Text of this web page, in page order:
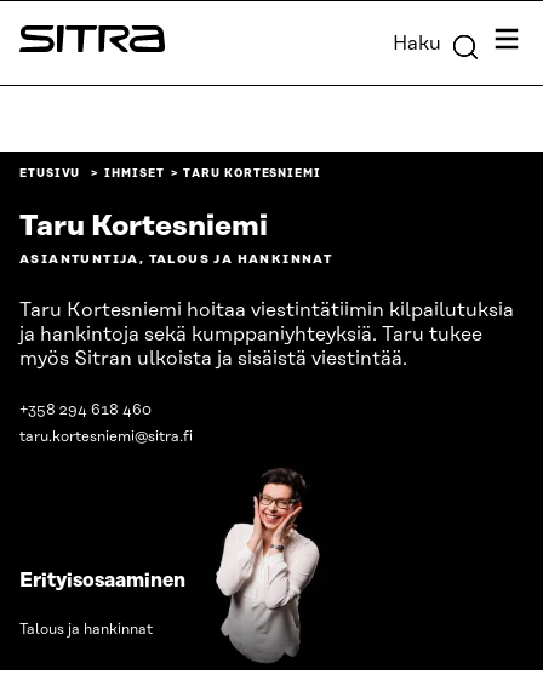
Siirry
suoraan
Sitra Haku
ETUSIVU IHMISET TARU KORTESNIEMI
Taru Kortesniemi
ASIANTUNTIJA, TALOUS JA HANKINNAT
Taru Kortesniemi hoitaa viestintätiimin kilpailutuksia
ja hankintoja sekä kumppaniyhteyksiä. Taru tukee
myös Sitran ulkoista ja sisäistä viestintää.
+358 294 618 460
taru.kortesniemi@sitra.fi
Erityisosaaminen
Talous ja hankinnat